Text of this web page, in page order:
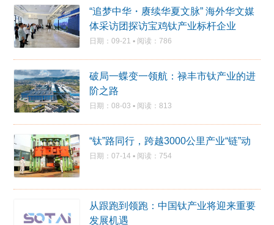
“追梦中华・赓续华夏文脉” 海外华文媒
体采访团探访宝鸡钛产业标杆企业​
日期：09-21 ▪ 阅读：786
破局一蝶变一领航：禄丰市钛产业的进
阶之路
日期：08-03 ▪ 阅读：813
“钛”路同行，跨越3000公里产业“链”动
日期：07-14 ▪ 阅读：754
从跟跑到领跑：中国钛产业将迎来重要
发展机遇